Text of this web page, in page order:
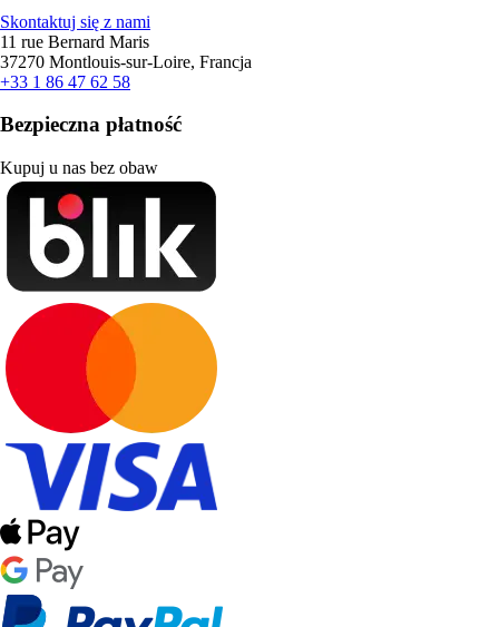
Skontaktuj się z nami
11 rue Bernard Maris
37270 Montlouis-sur-Loire, Francja
+33 1 86 47 62 58
Bezpieczna płatność
Kupuj u nas bez obaw